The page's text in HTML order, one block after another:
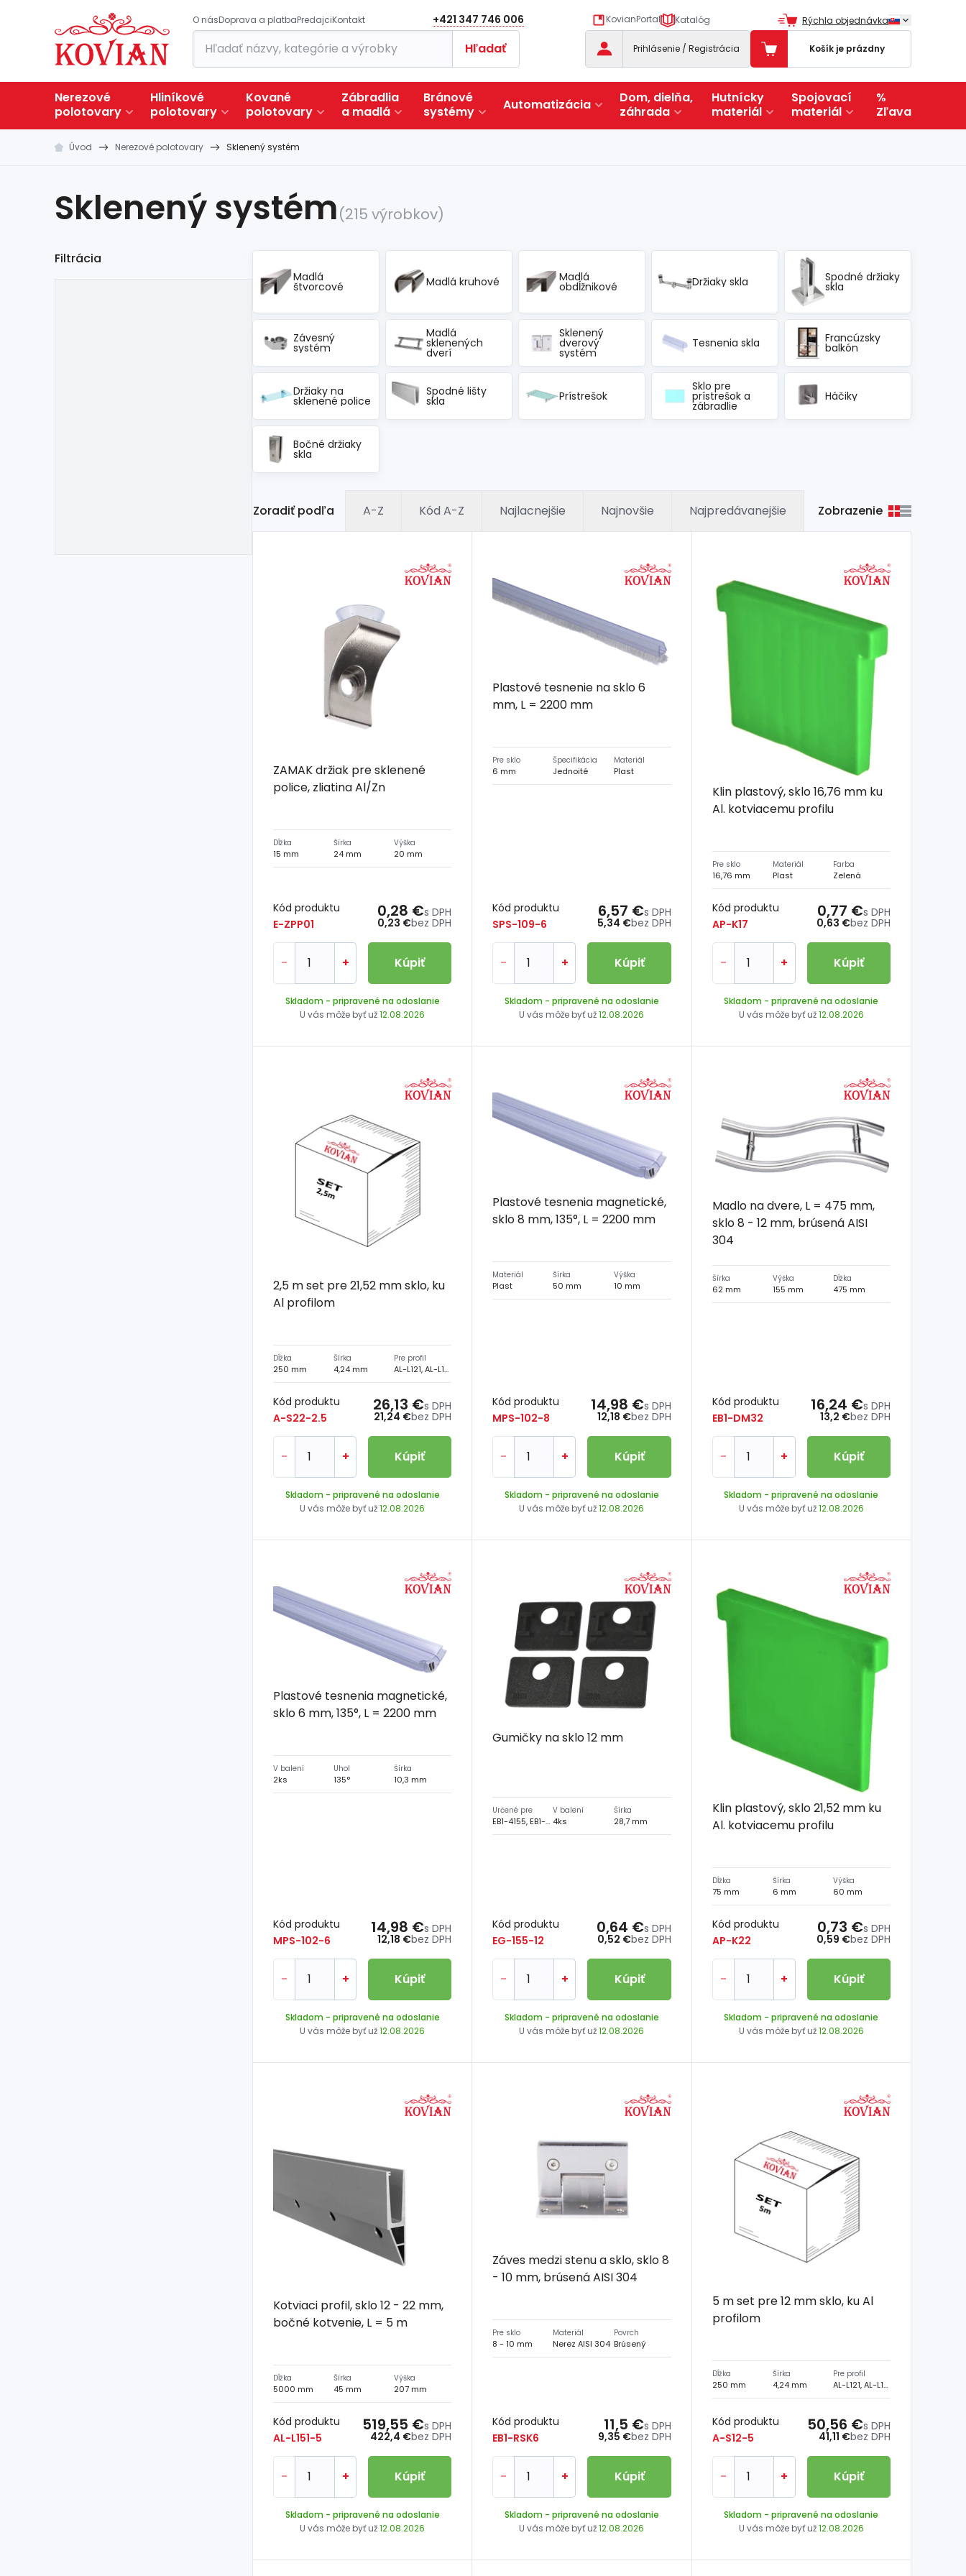
O násDoprava a platbaPredajciKontakt +421 347 746 006 KovianPortal Katalóg Rýchla objednávka
Hľadať Prihlásenie / Registrácia Košík je prázdny
Nerezové
polotovary
Hliníkové
polotovary
Kované
polotovary
Zábradlia
a madlá
Bránové
systémy
Automatizácia
Dom, dielňa,
záhrada
Hutnícky
materiál
Spojovací
materiál
%
Zľava
Úvod Nerezové polotovary Sklenený systém
Sklenený systém(215 výrobkov)
Filtrácia
Madlá
štvorcové Madlá kruhové Madlá
obdĺžnikové Držiaky skla Spodné držiaky
skla
Závesný
systém
Madlá
sklenených
dverí
Sklenený
dverový
systém
Tesnenia skla Francúzsky
balkón
Držiaky na
sklenené police
Spodné lišty
skla Prístrešok
Sklo pre
prístrešok a
zábradlie
Háčiky
Bočné držiaky
skla
Zoradiť podľa A-Z Kód A-Z Najlacnejšie Najnovšie Najpredávanejšie Zobrazenie
ZAMAK držiak pre sklenené
police, zliatina Al/Zn
Dĺžka
15 mm
Šírka
24 mm
Výška
20 mm
Kód produktu
E-ZPP01
0,23 €bez DPH
0,28 €s DPH
- + Kúpiť
Skladom - pripravené na odoslanie
U vás môže byť už12.08.2026
Plastové tesnenie na sklo 6
mm, L = 2200 mm
Pre sklo
6 mm
Špecifikácia
Jednoité
Materiál
Plast
Kód produktu
SPS-109-6
5,34 €bez DPH
6,57 €s DPH
- + Kúpiť
Skladom - pripravené na odoslanie
U vás môže byť už12.08.2026
Klin plastový, sklo 16,76 mm ku
Al. kotviacemu profilu
Pre sklo
16,76 mm
Materiál
Plast
Farba
Zelená
Kód produktu
AP-K17
0,63 €bez DPH
0,77 €s DPH
- + Kúpiť
Skladom - pripravené na odoslanie
U vás môže byť už12.08.2026
2,5 m set pre 21,52 mm sklo, ku
Al profilom
Dĺžka
250 mm
Šírka
4,24 mm
Pre profil
AL-L121, AL-L131, AL-L141, AL-L151
Kód produktu
A-S22-2.5
21,24 €bez DPH
26,13 €s DPH
- + Kúpiť
Skladom - pripravené na odoslanie
U vás môže byť už12.08.2026
Plastové tesnenia magnetické,
sklo 8 mm, 135°, L = 2200 mm
Materiál
Plast
Šírka
50 mm
Výška
10 mm
Kód produktu
MPS-102-8
12,18 €bez DPH
14,98 €s DPH
- + Kúpiť
Skladom - pripravené na odoslanie
U vás môže byť už12.08.2026
Madlo na dvere, L = 475 mm,
sklo 8 - 12 mm, brúsená AISI
304
Šírka
62 mm
Výška
155 mm
Dĺžka
475 mm
Kód produktu
EB1-DM32
13,2 €bez DPH
16,24 €s DPH
- + Kúpiť
Skladom - pripravené na odoslanie
U vás môže byť už12.08.2026
Plastové tesnenia magnetické,
sklo 6 mm, 135°, L = 2200 mm
V balení
2ks
Uhol
135°
Šírka
10,3 mm
Kód produktu
MPS-102-6
12,18 €bez DPH
14,98 €s DPH
- + Kúpiť
Skladom - pripravené na odoslanie
U vás môže byť už12.08.2026
Gumičky na sklo 12 mm
Určené pre
EB1-4155, EB1-4165
V balení
4ks
Šírka
28,7 mm
Kód produktu
EG-155-12
0,52 €bez DPH
0,64 €s DPH
- + Kúpiť
Skladom - pripravené na odoslanie
U vás môže byť už12.08.2026
Klin plastový, sklo 21,52 mm ku
Al. kotviacemu profilu
Dĺžka
75 mm
Šírka
6 mm
Výška
60 mm
Kód produktu
AP-K22
0,59 €bez DPH
0,73 €s DPH
- + Kúpiť
Skladom - pripravené na odoslanie
U vás môže byť už12.08.2026
Kotviaci profil, sklo 12 - 22 mm,
bočné kotvenie, L = 5 m
Dĺžka
5000 mm
Šírka
45 mm
Výška
207 mm
Kód produktu
AL-L151-5
422,4 €bez DPH
519,55 €s DPH
- + Kúpiť
Skladom - pripravené na odoslanie
U vás môže byť už12.08.2026
Záves medzi stenu a sklo, sklo 8
- 10 mm, brúsená AISI 304
Pre sklo
8 - 10 mm
Materiál
Nerez AISI 304
Povrch
Brúsený
Kód produktu
EB1-RSK6
9,35 €bez DPH
11,5 €s DPH
- + Kúpiť
Skladom - pripravené na odoslanie
U vás môže byť už12.08.2026
5 m set pre 12 mm sklo, ku Al
profilom
Dĺžka
250 mm
Šírka
4,24 mm
Pre profil
AL-L121, AL-L131, AL-L141, AL-L151
Kód produktu
A-S12-5
41,11 €bez DPH
50,56 €s DPH
- + Kúpiť
Skladom - pripravené na odoslanie
U vás môže byť už12.08.2026